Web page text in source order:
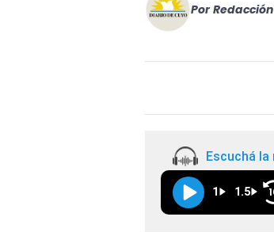
Por
Escuchá
1 1.5